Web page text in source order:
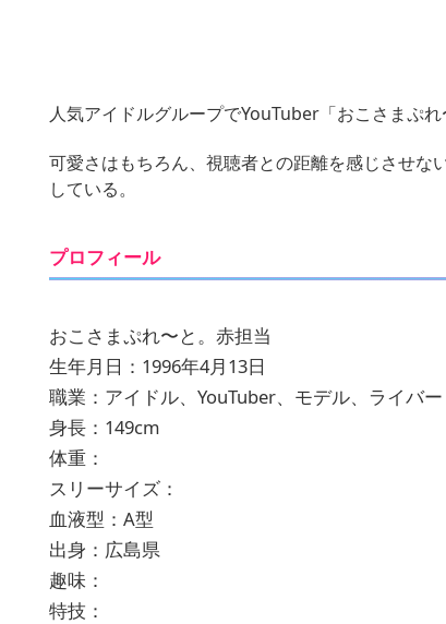
人気アイドルグループでYouTuber「おこさまぷ
可愛さはもちろん、視聴者との距離を感じさせな
している。
プロフィール
おこさまぷれ〜と。赤担当
生年月日：1996年4月13日
職業：アイドル、YouTuber、モデル、ライバー
身長：149cm
体重：
スリーサイズ：
血液型：A型
出身：広島県
趣味：
特技：